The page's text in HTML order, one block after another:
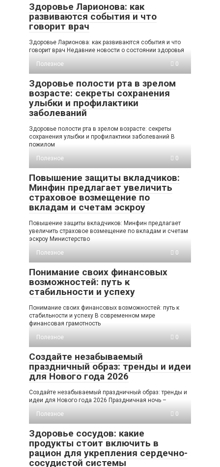
Здоровье Ларионова: как
развиваются события и что
говорит врач
Здоровье Ларионова: как развиваются события и что
говорит врач Недавние новости о состоянии здоровья
Полезное
0
Здоровье полости рта в зрелом
возрасте: секреты сохранения
улыбки и профилактики
заболеваний
Здоровье полости рта в зрелом возрасте: секреты
сохранения улыбки и профилактики заболеваний В
пожилом
Полезное
0
Повышение защиты вкладчиков:
Минфин предлагает увеличить
страховое возмещение по
вкладам и счетам эскроу
Повышение защиты вкладчиков: Минфин предлагает
увеличить страховое возмещение по вкладам и счетам
эскроу Министерство
Полезное
0
Понимание своих финансовых
возможностей: путь к
стабильности и успеху
Понимание своих финансовых возможностей: путь к
стабильности и успеху В современном мире
финансовая грамотность
Полезное
0
Создайте незабываемый
праздничный образ: тренды и идеи
для Нового года 2026
Создайте незабываемый праздничный образ: тренды и
идеи для Нового года 2026 Праздничная ночь –
Полезное
0
Здоровье сосудов: какие
продукты стоит включить в
рацион для укрепления сердечно-
сосудистой системы